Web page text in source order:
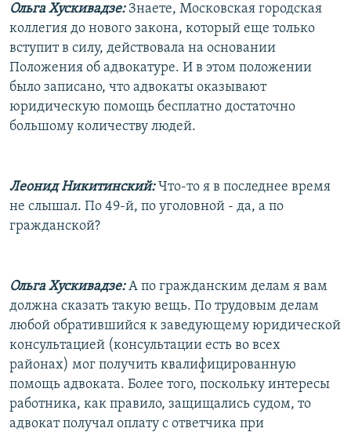
Ольга Хускивадзе:Знаете, Московская городская
коллегия до нового закона, который еще только
вступит в силу, действовала на основании
Положения об адвокатуре. И в этом положении
было записано, что адвокаты оказывают
юридическую помощь бесплатно достаточно
большому количеству людей.
Леонид Никитинский:Что-то я в последнее время
не слышал. По 49-й, по уголовной - да, а по
гражданской?
Ольга Хускивадзе:А по гражданским делам я вам
должна сказать такую вещь. По трудовым делам
любой обратившийся к заведующему юридической
консультацией (консультации есть во всех
районах) мог получить квалифицированную
помощь адвоката. Более того, поскольку интересы
работника, как правило, защищались судом, то
адвокат получал оплату с ответчика при